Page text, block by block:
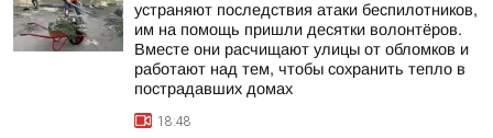
устраняют последствия атаки беспилотников,
им на помощь пришли десятки волонтёров.
Вместе они расчищают улицы от обломков и
работают над тем, чтобы сохранить тепло в
пострадавших домах
18:48